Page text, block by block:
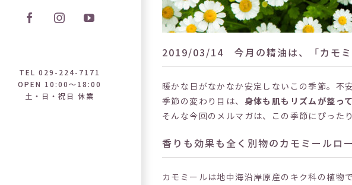
TEL 029-224-7171
OPEN 10:00～18:00
土・日・祝日 休業
2019/03/14 今月の精油は、「カモミ
暖かな日がなかなか安定しないこの季節。不
季節の変わり目は、 身体も肌もリズムが整っ
そんな今回のメルマガは、この季節にぴった
香りも効果も全く別物のカモミールロ
カモミールは地中海沿岸原産のキク科の植物